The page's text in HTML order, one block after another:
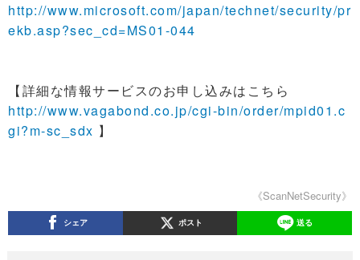
http://www.microsoft.com/japan/technet/security/pr
ekb.asp?sec_cd=MS01-044
【詳細な情報サービスのお申し込みはこちら
http://www.vagabond.co.jp/cgi-bin/order/mpid01.c
gi?m-sc_sdx 】
《ScanNetSecurity》
シェア ポスト 送る